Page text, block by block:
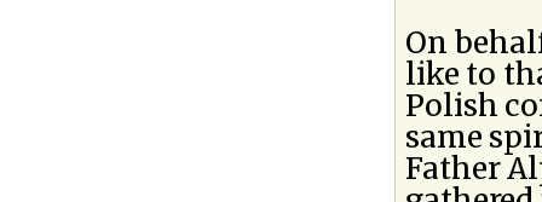
On
like to
Polish
same
Father